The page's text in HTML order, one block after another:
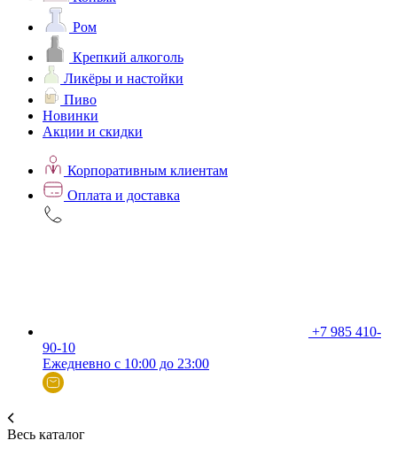
Ром
Крепкий алкоголь
Ликёры и настойки
Пиво
Новинки
Акции и скидки
Корпоративным клиентам
Оплата и доставка
+7 985 410-
90-10
Ежедневно с 10:00 до 23:00
Весь каталог